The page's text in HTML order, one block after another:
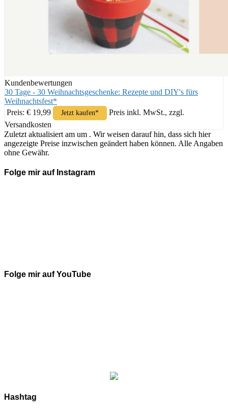
Kundenbewertungen
30 Tage - 30 Weihnachtsgeschenke: Rezepte und DIY's fürs
Weihnachtsfest*
Preis: € 19,99
Jetzt kaufen*
Preis inkl. MwSt., zzgl.
Versandkosten
Zuletzt aktualisiert am um . Wir weisen darauf hin, dass sich hier
angezeigte Preise inzwischen geändert haben können. Alle Angaben
ohne Gewähr.
Folge mir auf Instagram
Folge mir auf YouTube
Hashtag